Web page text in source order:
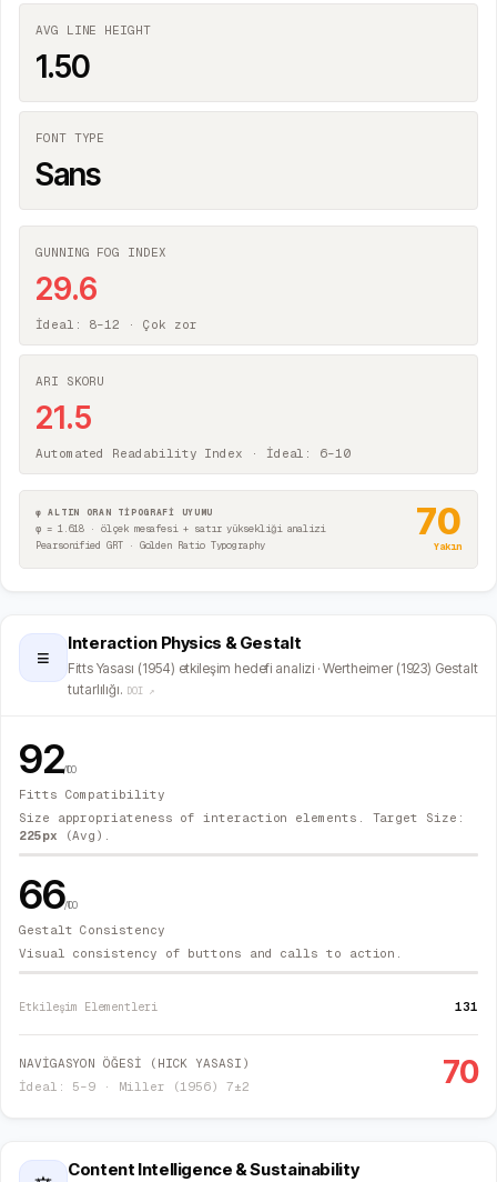
AVG LINE HEIGHT
1.50
FONT TYPE
Sans
GUNNING FOG INDEX
29.6
İdeal: 8–12 · Çok zor
ARI SKORU
21.5
Automated Readability Index · İdeal: 6–10
φ ALTIN ORAN TİPOGRAFİ UYUMU
φ = 1.618 · ölçek mesafesi + satır yüksekliği analizi
Pearsonified GRT · Golden Ratio Typography
70
Yakın
≡
Interaction Physics & Gestalt
Fitts Yasası (1954) etkileşim hedefi analizi · Wertheimer (1923) Gestalt
tutarlılığı. DOI ↗
92/100
Fitts Compatibility
Size appropriateness of interaction elements. Target Size:
225px (Avg).
66/100
Gestalt Consistency
Visual consistency of buttons and calls to action.
Etkileşim Elementleri 131
NAVİGASYON ÖĞESİ (HICK YASASI)
İdeal: 5–9 · Miller (1956) 7±2
70
Content Intelligence & Sustainability